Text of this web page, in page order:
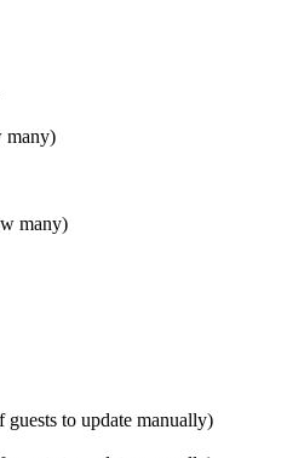
many)
many)
to update manually)